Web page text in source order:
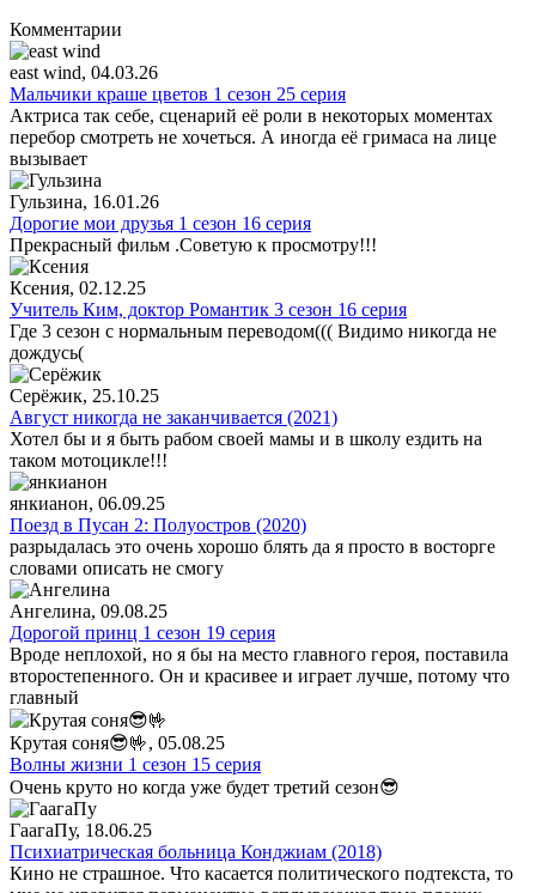
Комментарии
east wind, 04.03.26
Мальчики краше цветов 1 сезон 25 серия
Актриса так себе, сценарий её роли в некоторых моментах
перебор смотреть не хочеться. А иногда её гримаса на лице
вызывает
Гульзина, 16.01.26
Дорогие мои друзья 1 сезон 16 серия
Прекрасный фильм .Советую к просмотру!!!
Ксения, 02.12.25
Учитель Ким, доктор Романтик 3 сезон 16 серия
Где 3 сезон с нормальным переводом((( Видимо никогда не
дождусь(
Серёжик, 25.10.25
Август никогда не заканчивается (2021)
Хотел бы и я быть рабом своей мамы и в школу ездить на
таком мотоцикле!!!
янкианон, 06.09.25
Поезд в Пусан 2: Полуостров (2020)
разрыдалась это очень хорошо блять да я просто в восторге
словами описать не смогу
Ангелина, 09.08.25
Дорогой принц 1 сезон 19 серия
Вроде неплохой, но я бы на место главного героя, поставила
второстепенного. Он и красивее и играет лучше, потому что
главный
Крутая соня😎🤟, 05.08.25
Волны жизни 1 сезон 15 серия
Очень круто но когда уже будет третий сезон😎
ГаагаПу, 18.06.25
Психиатрическая больница Конджиам (2018)
Кино не страшное. Что касается политического подтекста, то